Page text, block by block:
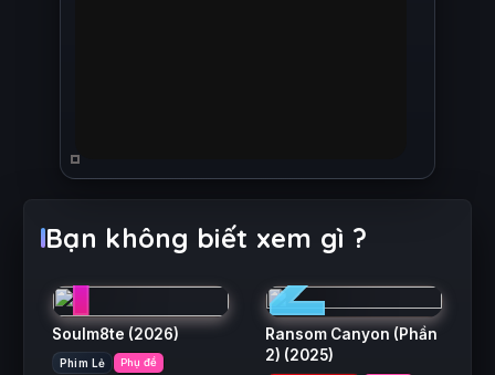
Bạn không biết xem gì ?
1
Soulm8te (2026)
Phim Lẻ Phụ đề
2
Ransom Canyon (Phần
2) (2025)